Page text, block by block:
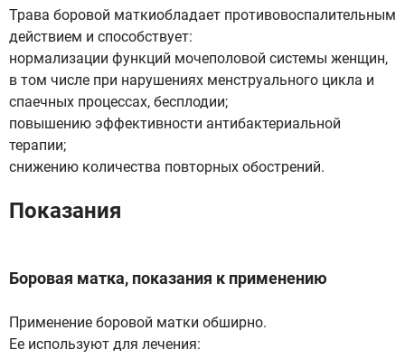
Трава боровой маткиобладает противовоспалительным
действием и способствует:
нормализации функций мочеполовой системы женщин,
в том числе при нарушениях менструального цикла и
спаечных процессах, бесплодии;
повышению эффективности антибактериальной
терапии;
снижению количества повторных обострений.
Показания
Боровая матка, показания к применению
Применение боровой матки обширно.
Ее используют для лечения: